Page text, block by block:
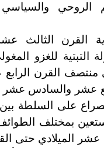
الروحي والسياسي
التبتية للغزو
منتصف القرن
عشر والسادس
على السلطة بين
بمختلف الطوائف
عشر الميلادي حتى